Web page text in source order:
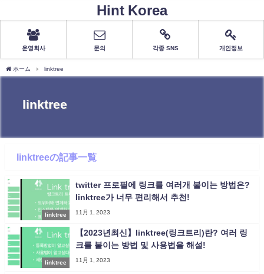
Hint Korea
운영회사 문의 각종 SNS 개인정보
ホーム linktree
linktree
linktreeの記事一覧
linktree
twitter 프로필에 링크를 여러개 붙이는 방법은?
linktree가 너무 편리해서 추천!
11月 1, 2023
linktree
【2023년최신】linktree(링크트리)란? 여러 링
크를 붙이는 방법 및 사용법을 해설!
11月 1, 2023